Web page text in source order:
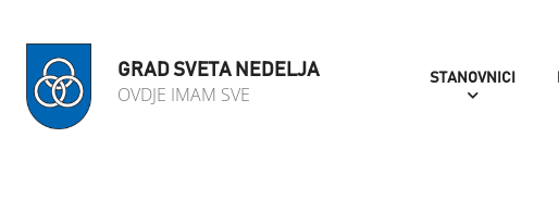
GRAD SVETA NEDELJA
OVDJE IMAM SVE
STANOVNICI